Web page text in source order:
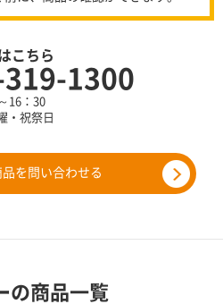
こちら
1300
16：30
・祝祭日
品を問い合わせる
の商品一覧